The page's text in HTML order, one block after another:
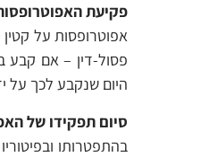
פקיעת
אפוטרופסות על
פסול-דין – אם קבע
היום שנקבע לכך על
סיום תפקידו של
בהתפטרותו